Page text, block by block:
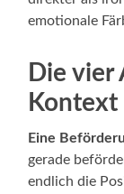
emotionale
Die
Kontext
Eine
gerade
endlich die